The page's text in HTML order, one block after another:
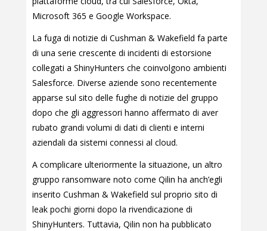
Microsoft 365 e Google Workspace.
La fuga di notizie di Cushman & Wakefield fa parte
di una serie crescente di incidenti di estorsione
collegati a ShinyHunters che coinvolgono ambienti
Salesforce. Diverse aziende sono recentemente
apparse sul sito delle fughe di notizie del gruppo
dopo che gli aggressori hanno affermato di aver
rubato grandi volumi di dati di clienti e interni
aziendali da sistemi connessi al cloud.
A complicare ulteriormente la situazione, un altro
gruppo ransomware noto come Qilin ha anch’egli
inserito Cushman & Wakefield sul proprio sito di
leak pochi giorni dopo la rivendicazione di
ShinyHunters. Tuttavia, Qilin non ha pubblicato